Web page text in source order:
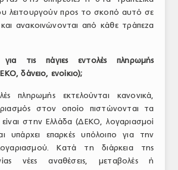
λειτουργούν προς το σκοπό αυτό σε
ανακοινώνονται από κάθε τράπεζα
τις πάγιες εντολές πληρωμής
δάνειο, ενοίκιο);
πληρωμής εκτελούνται κανονικά,
στον οποίο πιστώνονται τα
στην Ελλάδα (ΔΕΚΟ, λογαριασμοί
υπάρχει επαρκές υπόλοιπο για την
Κατά τη διάρκεια της
νέες αναθέσεις, μεταβολές ή